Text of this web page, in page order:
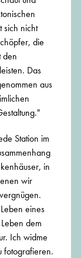
sich nicht
die
den
Das
aus
Station im
in
wir
eines
dem
Ich widme
fotografieren.